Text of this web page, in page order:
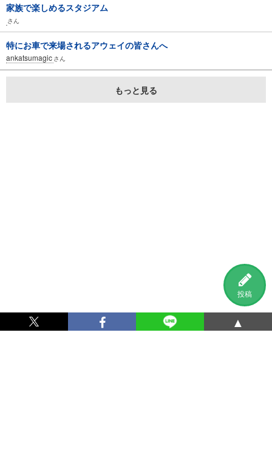
投稿
家族で楽しめるスタジアム
さん
特にお車で来場されるアウェイの皆さんへ
ankatsumagic さん
もっと見る
▲